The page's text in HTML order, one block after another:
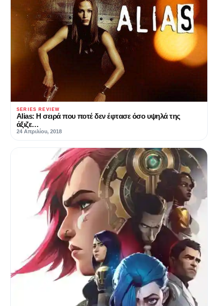
SERIES REVIEW
Alias: Η σειρά που ποτέ δεν έφτασε όσο υψηλά της
άξιζε…
24 Απριλίου, 2018